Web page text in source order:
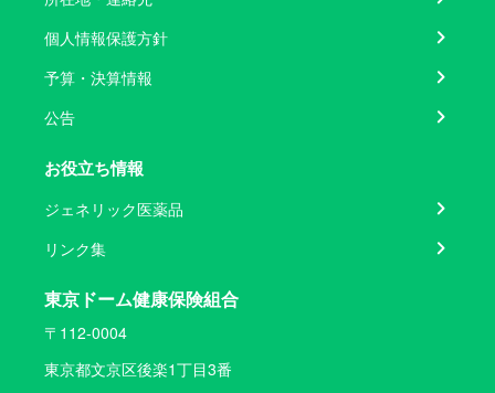
個人情報保護方針
予算・決算情報
公告
お役立ち情報
ジェネリック医薬品
リンク集
東京ドーム健康保険組合
〒112-0004
東京都文京区後楽1丁目3番